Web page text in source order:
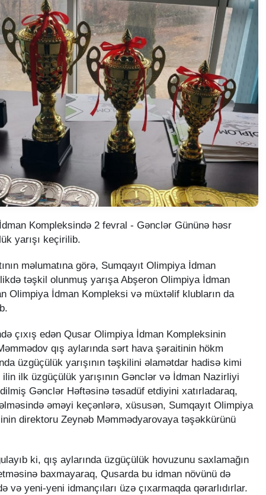
Kompleksində 2 fevral - Gənclər Gününə həsr
yarışı keçirilib.
məlumatına görə, Sumqayıt Olimpiya İdman
təşkil olunmuş yarışa Abşeron Olimpiya İdman
Olimpiya İdman Kompleksi və müxtəlif klubların da
çıxış edən Qusar Olimpiya İdman Kompleksinin
qış aylarında sərt hava şəraitinin hökm
üzgüçülük yarışının təşkilini əlamətdar hadisə kimi
ilk üzgüçülük yarışının Gənclər və İdman Nazirliyi
Gənclər Həftəsinə təsadüf etdiyini xatırladaraq,
əməyi keçənlərə, xüsusən, Sumqayıt Olimpiya
direktoru Zeynəb Məmmədyarovaya təşəkkürünü
ki, qış aylarında üzgüçülük hovuzunu saxlamağın
baxmayaraq, Qusarda bu idman növünü də
və yeni-yeni idmançıları üzə çıxarmaqda qərarlıdırlar.